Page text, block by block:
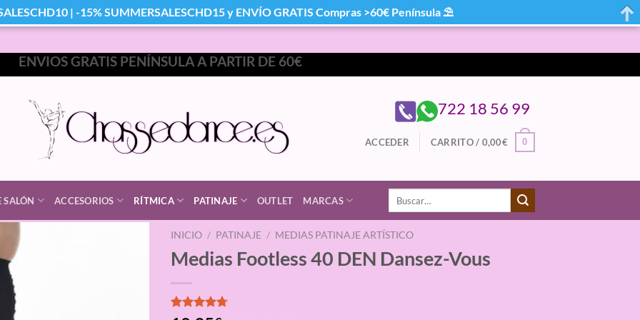
ENVIOS GRATIS PENÍNSULA A PARTIR DE 60€
722 18 56 99
ACCEDER CARRITO / 0,00€ 0
SALÓN ACCESORIOS RÍTMICA PATINAJE OUTLET MARCAS
Buscar
INICIO / PATINAJE / MEDIAS PATINAJE ARTÍSTICO
Medias Footless 40 DEN Dansez-Vous
| -15% SUMMERSALESCHD15 y ENVÍO GRATIS Compras >60€ Península ⛱